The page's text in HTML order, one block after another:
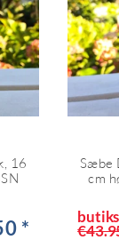
16
*
Sæbe
cm